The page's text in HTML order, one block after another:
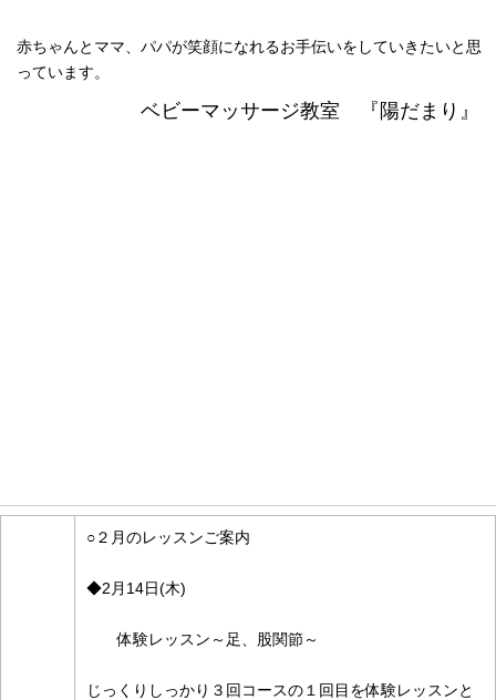
赤ちゃんとママ、パパが笑顔になれるお手伝いをしていきたいと思
っています。
ベビーマッサージ教室 『陽だまり』
○２月のレッスンご案内
◆2月14日(木)
体験レッスン～足、股関節～
じっくりしっかり３回コースの１回目を体験レッスンと